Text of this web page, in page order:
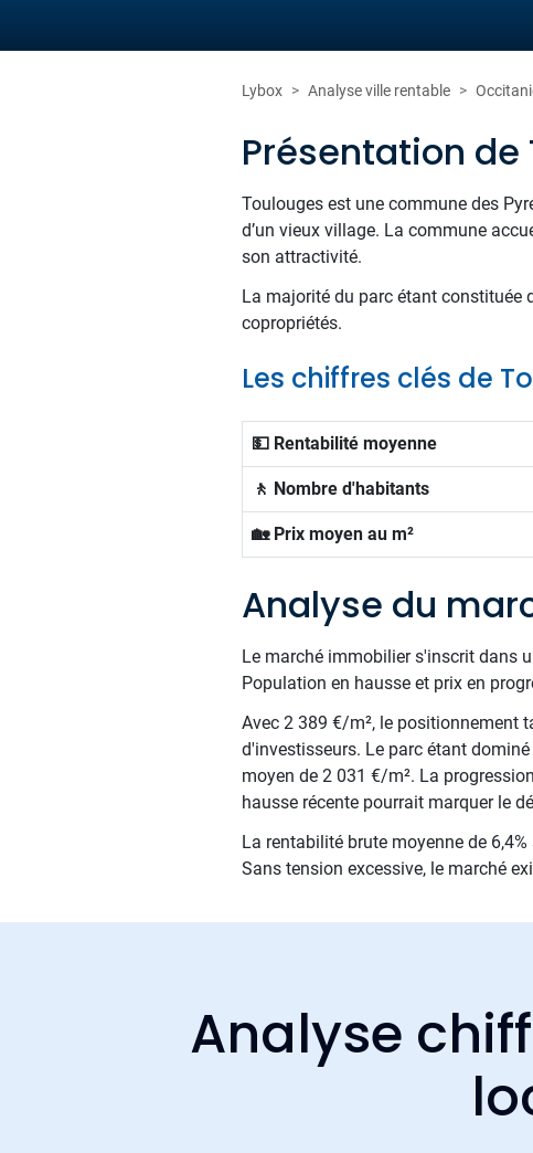
Lybox Analyse ville rentable
Présentation de
Toulouges est une commune des
d’un vieux village. La commune
son attractivité.
La majorité du parc étant constituée
copropriétés.
Les chiffres clés de
💵 Rentabilité moyenne
🚶 Nombre d'habitants
🏡 Prix moyen au m²
Analyse du
Le marché immobilier s'inscrit dans
Population en hausse et prix en
Avec 2 389 €/m², le positionnement
d'investisseurs. Le parc étant
moyen de 2 031 €/m². La
hausse récente pourrait marquer le
La rentabilité brute moyenne de
Sans tension excessive, le marché
Analyse